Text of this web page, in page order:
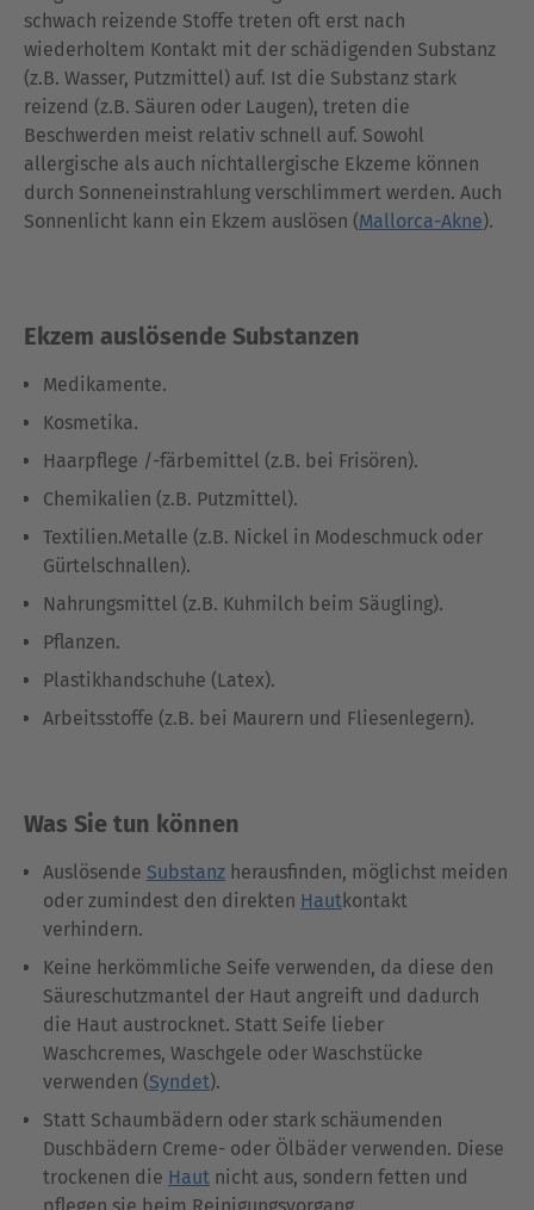
schwach reizende Stoffe treten oft erst nach
wiederholtem Kontakt mit der schädigenden Substanz
(z.B. Wasser, Putzmittel) auf. Ist die Substanz stark
reizend (z.B. Säuren oder Laugen), treten die
Beschwerden meist relativ schnell auf. Sowohl
allergische als auch nichtallergische Ekzeme können
durch Sonneneinstrahlung verschlimmert werden. Auch
Sonnenlicht kann ein Ekzem auslösen (Mallorca-Akne).
Ekzem auslösende Substanzen
Medikamente.
Kosmetika.
Haarpflege /-färbemittel (z.B. bei Frisören).
Chemikalien (z.B. Putzmittel).
Textilien.Metalle (z.B. Nickel in Modeschmuck oder
Gürtelschnallen).
Nahrungsmittel (z.B. Kuhmilch beim Säugling).
Pflanzen.
Plastikhandschuhe (Latex).
Arbeitsstoffe (z.B. bei Maurern und Fliesenlegern).
Was Sie tun können
Auslösende Substanz herausfinden, möglichst meiden
oder zumindest den direkten Haut kontakt
verhindern.
Keine herkömmliche Seife verwenden, da diese den
Säureschutzmantel der Haut angreift und dadurch
die Haut austrocknet. Statt Seife lieber
Waschcremes, Waschgele oder Waschstücke
verwenden (Syndet).
Statt Schaumbädern oder stark schäumenden
Duschbädern Creme- oder Ölbäder verwenden. Diese
trockenen die Haut nicht aus, sondern fetten und
pflegen sie beim Reinigungsvorgang.